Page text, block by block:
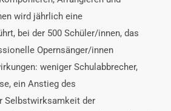
wird jährlich eine
bei der 500 Schüler/innen, das
Opernsänger/innen
weniger Schulabbrecher,
ein Anstieg des
Selbstwirksamkeit der